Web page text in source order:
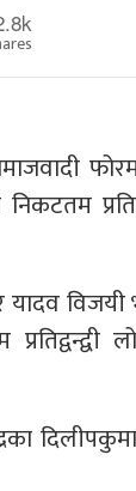
यादव